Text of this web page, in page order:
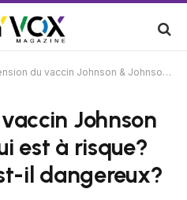
vaccin Johnson & Johnson – Qui est à risque? Votre vaccin est-il dangereux?
Johnson
est à risque?
il dangereux?